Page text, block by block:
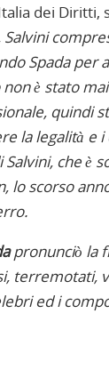
dei
Spada per
è stato
quindi
la legalità e
che è
lo scorso
pronunciò la
terremotati,
ed i